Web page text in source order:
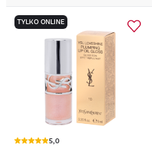
TYLKO ONLINE
5,0